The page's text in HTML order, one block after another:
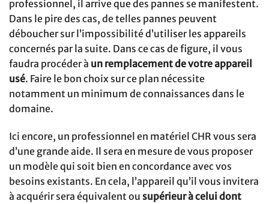
professionnel, il arrive que des pannes se manifestent.
Dans le pire des cas, de telles pannes peuvent
déboucher sur l’impossibilité d’utiliser les appareils
concernés par la suite. Dans ce cas de figure, il vous
faudra procéder à un remplacement de votre appareil
usé. Faire le bon choix sur ce plan nécessite
notamment un minimum de connaissances dans le
domaine.
Ici encore, un professionnel en matériel CHR vous sera
d’une grande aide. Il sera en mesure de vous proposer
un modèle qui soit bien en concordance avec vos
besoins existants. En cela, l’appareil qu’il vous invitera
à acquérir sera équivalent ou supérieur à celui dont